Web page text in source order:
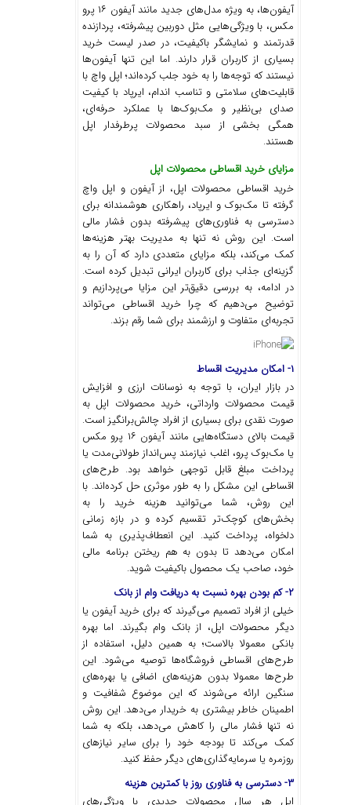
آیفون‌ها، به ویژه مدل‌های جدید مانند آیفون ۱۶ پرو
مکس، با ویژگی‌هایی مثل دوربین پیشرفته، پردازنده
قدرتمند و نمایشگر باکیفیت، در صدر لیست خرید
بسیاری از کاربران قرار دارند. اما این تنها آیفون‌ها
نیستند که توجه‌ها را به خود جلب کرده‌اند؛ اپل واچ با
قابلیت‌های سلامتی و تناسب اندام، ایرپاد با کیفیت
صدای بی‌نظیر و مک‌بوک‌ها با عملکرد حرفه‌ای،
همگی بخشی از سبد محصولات پرطرفدار اپل
هستند.
مزایای خرید اقساطی محصولات اپل
خرید اقساطی محصولات اپل، از آیفون و اپل واچ
گرفته تا مک‌بوک و ایرپاد، راهکاری هوشمندانه برای
دسترسی به فناوری‌های پیشرفته بدون فشار مالی
است. این روش نه تنها به مدیریت بهتر هزینه‌ها
کمک می‌کند، بلکه مزایای متعددی دارد که آن را به
گزینه‌ای جذاب برای کاربران ایرانی تبدیل کرده است.
در ادامه، به بررسی دقیق‌تر این مزایا می‌پردازیم و
توضیح می‌دهیم که چرا خرید اقساطی می‌تواند
تجربه‌ای متفاوت و ارزشمند برای شما رقم بزند.
۱- امکان مدیریت اقساط
در بازار ایران، با توجه به نوسانات ارزی و افزایش
قیمت محصولات وارداتی، خرید محصولات اپل به
صورت نقدی برای بسیاری از افراد چالش‌برانگیز است.
قیمت بالای دستگاه‌هایی مانند آیفون ۱۶ پرو مکس
یا مک‌بوک پرو، اغلب نیازمند پس‌انداز طولانی‌مدت یا
پرداخت مبلغ قابل توجهی خواهد بود. طرح‌های
اقساطی این مشکل را به طور موثری حل کرده‌اند. با
این روش، شما می‌توانید هزینه خرید را به
بخش‌های کوچک‌تر تقسیم کرده و در بازه زمانی
دلخواه، پرداخت کنید. این انعطاف‌پذیری به شما
امکان می‌دهد تا بدون به هم ریختن برنامه مالی
خود، صاحب یک محصول باکیفیت شوید.
۲- کم بودن بهره نسبت به دریافت وام از بانک
خیلی از افراد تصمیم می‌گیرند که برای خرید آیفون یا
دیگر محصولات اپل، از بانک وام بگیرند. اما بهره
بانکی معمولا بالاست؛ به همین دلیل، استفاده از
طرح‌های اقساطی فروشگاه‌ها توصیه می‌شود. این
طرح‌ها معمولا بدون هزینه‌های اضافی یا بهره‌های
سنگین ارائه می‌شوند که این موضوع شفافیت و
اطمینان خاطر بیشتری به خریدار می‌دهد. این روش
نه تنها فشار مالی را کاهش می‌دهد، بلکه به شما
کمک می‌کند تا بودجه خود را برای سایر نیازهای
روزمره یا سرمایه‌گذاری‌های دیگر حفظ کنید.
۳- دسترسی به فناوری روز با کمترین هزینه
اپل هر سال محصولات جدیدی با ویژگی‌های